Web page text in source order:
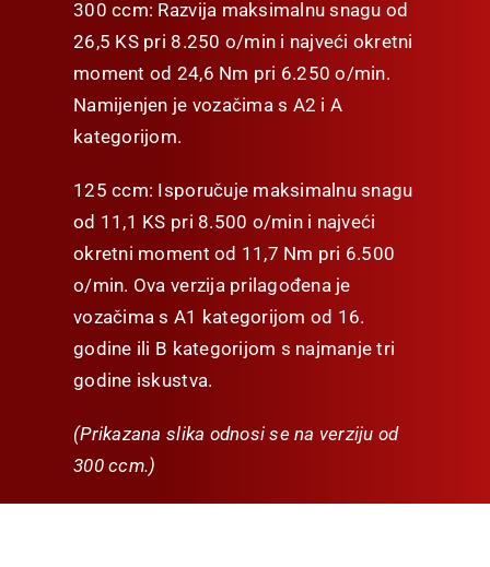
300 ccm: Razvija maksimalnu snagu od
26,5 KS pri 8.250 o/min i najveći okretni
moment od 24,6 Nm pri 6.250 o/min.
Namijenjen je vozačima s A2 i A
kategorijom.
125 ccm: Isporučuje maksimalnu snagu
od 11,1 KS pri 8.500 o/min i najveći
okretni moment od 11,7 Nm pri 6.500
o/min. Ova verzija prilagođena je
vozačima s A1 kategorijom od 16.
godine ili B kategorijom s najmanje tri
godine iskustva.
(Prikazana slika odnosi se na verziju od
300 ccm.)